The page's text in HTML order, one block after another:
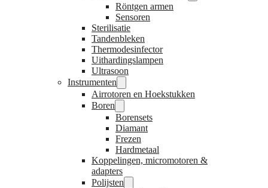
Röntgen armen
Sensoren
Sterilisatie
Tandenbleken
Thermodesinfector
Uithardingslampen
Ultrasoon
Instrumenten
Airrotoren en Hoekstukken
Boren
Borensets
Diamant
Frezen
Hardmetaal
Koppelingen, micromotoren &
adapters
Polijsten